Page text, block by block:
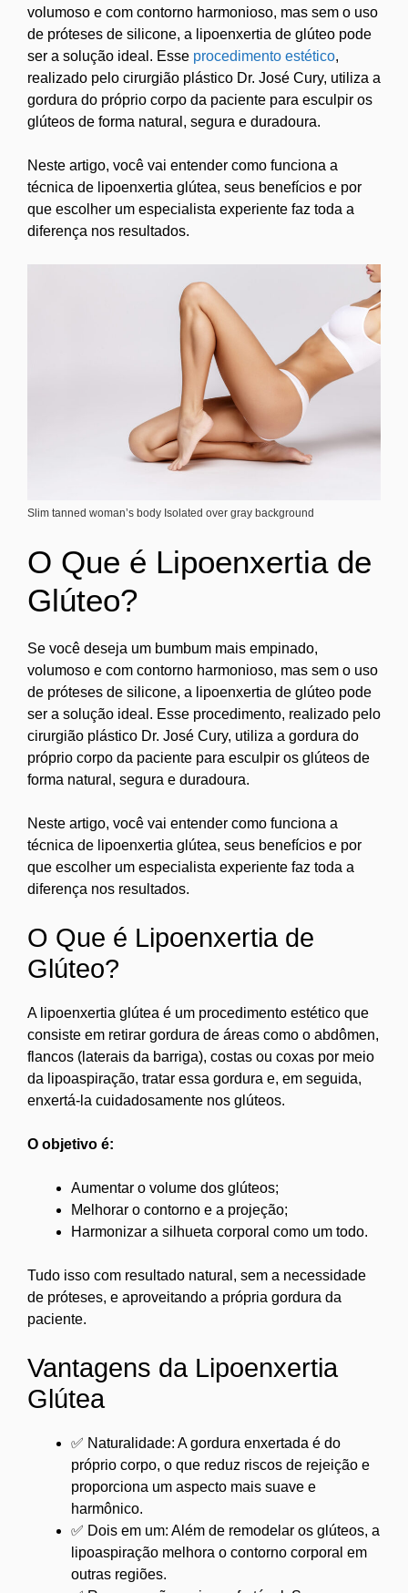
volumoso e com contorno harmonioso, mas sem o uso
de próteses de silicone, a lipoenxertia de glúteo pode
ser a solução ideal. Esse procedimento estético,
realizado pelo cirurgião plástico Dr. José Cury, utiliza a
gordura do próprio corpo da paciente para esculpir os
glúteos de forma natural, segura e duradoura.
Neste artigo, você vai entender como funciona a
técnica de lipoenxertia glútea, seus benefícios e por
que escolher um especialista experiente faz toda a
diferença nos resultados.
Slim tanned woman’s body Isolated over gray background
O Que é Lipoenxertia de
Glúteo?
Se você deseja um bumbum mais empinado,
volumoso e com contorno harmonioso, mas sem o uso
de próteses de silicone, a lipoenxertia de glúteo pode
ser a solução ideal. Esse procedimento, realizado pelo
cirurgião plástico Dr. José Cury, utiliza a gordura do
próprio corpo da paciente para esculpir os glúteos de
forma natural, segura e duradoura.
Neste artigo, você vai entender como funciona a
técnica de lipoenxertia glútea, seus benefícios e por
que escolher um especialista experiente faz toda a
diferença nos resultados.
O Que é Lipoenxertia de
Glúteo?
A lipoenxertia glútea é um procedimento estético que
consiste em retirar gordura de áreas como o abdômen,
flancos (laterais da barriga), costas ou coxas por meio
da lipoaspiração, tratar essa gordura e, em seguida,
enxertá-la cuidadosamente nos glúteos.
O objetivo é:
Aumentar o volume dos glúteos;
Melhorar o contorno e a projeção;
Harmonizar a silhueta corporal como um todo.
Tudo isso com resultado natural, sem a necessidade
de próteses, e aproveitando a própria gordura da
paciente.
Vantagens da Lipoenxertia
Glútea
✅ Naturalidade: A gordura enxertada é do
próprio corpo, o que reduz riscos de rejeição e
proporciona um aspecto mais suave e
harmônico.
✅ Dois em um: Além de remodelar os glúteos, a
lipoaspiração melhora o contorno corporal em
outras regiões.